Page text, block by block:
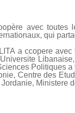
avec
qui
a ccopere
Politiques
Centre des
Ministere